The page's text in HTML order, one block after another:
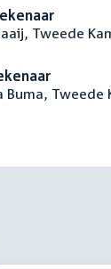
Tweede
Buma, Tweede